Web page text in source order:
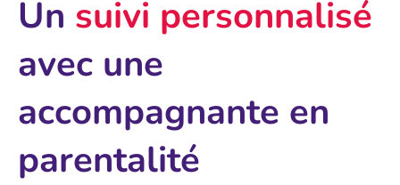
Un suivi personnalisé
avec une
accompagnante en
parentalité